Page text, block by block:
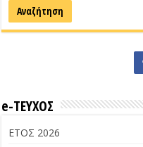
e-ΤΕΥΧΟΣ
ΕΤΟΣ 2026